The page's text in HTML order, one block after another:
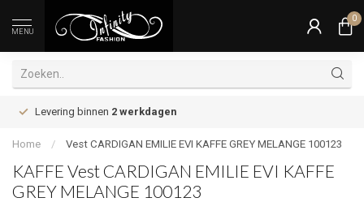
MENU
0
Levering binnen 2 werkdagen
Home / Vest CARDIGAN EMILIE EVI KAFFE GREY MELANGE 100123
KAFFE Vest CARDIGAN EMILIE EVI KAFFE
GREY MELANGE 100123